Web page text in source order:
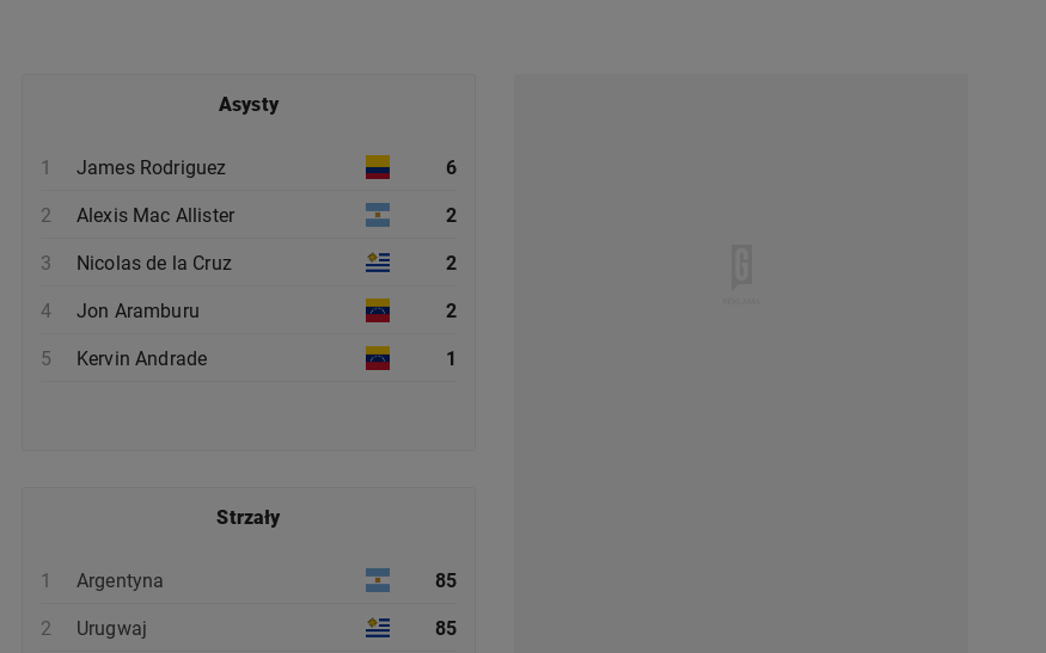
Asysty
1 James Rodriguez 6
2 Alexis Mac Allister 2
3 Nicolas de la Cruz 2
4 Jon Aramburu 2
5 Kervin Andrade 1
Strzały
1 Argentyna 85
2 Urugwaj 85